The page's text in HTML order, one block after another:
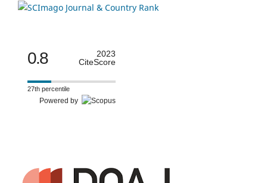
0.8
2023
CiteScore
27th percentile
Powered by